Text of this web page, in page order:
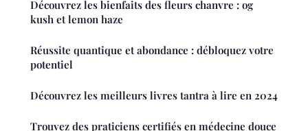
Découvrez les bienfaits des fleurs chanvre : og
kush et lemon haze
Réussite quantique et abondance : débloquez votre
potentiel
Découvrez les meilleurs livres tantra à lire en 2024
Trouvez des praticiens certifiés en médecine douce